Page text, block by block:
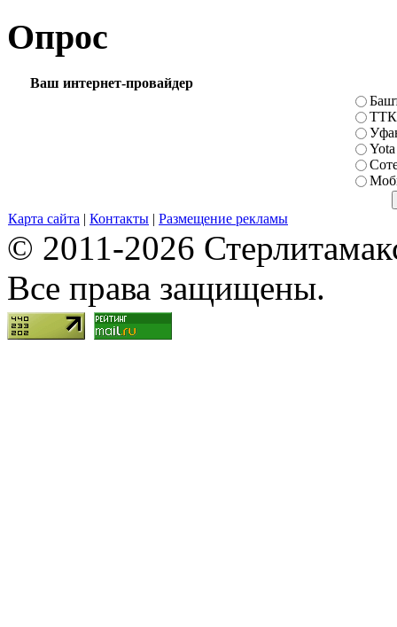
Опрос
Ваш интернет-провайдер
ТТК
Yota
Карта сайта | Контакты | Размещение рекламы
© 2011-2026
Все права защищены.